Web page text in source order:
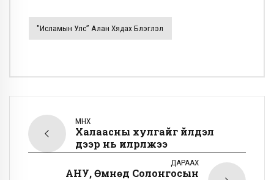
"Исламын Улс” Алан Хядах Бүлэглэл
ӨМНӨХ
Халаасны хулгайг үйлдэл
дээр нь илрүүлжээ
ДАРААХ
АНУ, Өмнөд Солонгосын